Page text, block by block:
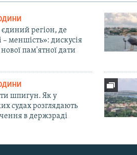
регіон, де
– меншість»: дискусія
пам'ятної дати
шпигун. Як у
судах розглядають
в держзраді